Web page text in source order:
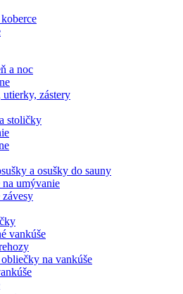
a noc
utierky, zástery
stoličky
a osušky do sauny
umývanie
závesy
vankúše
na vankúše